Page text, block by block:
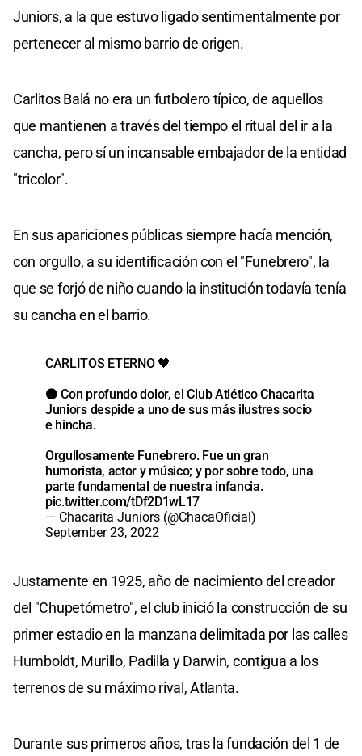
Juniors, a la que estuvo ligado sentimentalmente por
pertenecer al mismo barrio de origen.
Carlitos Balá no era un futbolero típico, de aquellos
que mantienen a través del tiempo el ritual del ir a la
cancha, pero sí un incansable embajador de la entidad
"tricolor".
En sus apariciones públicas siempre hacía mención,
con orgullo, a su identificación con el "Funebrero", la
que se forjó de niño cuando la institución todavía tenía
su cancha en el barrio.
CARLITOS ETERNO 🖤
⚫️ Con profundo dolor, el Club Atlético Chacarita
Juniors despide a uno de sus más ilustres socio
e hincha.
Orgullosamente Funebrero. Fue un gran
humorista, actor y músico; y por sobre todo, una
parte fundamental de nuestra infancia.
pic.twitter.com/tDf2D1wL17
— Chacarita Juniors (@ChacaOficial)
September 23, 2022
Justamente en 1925, año de nacimiento del creador
del "Chupetómetro", el club inició la construcción de su
primer estadio en la manzana delimitada por las calles
Humboldt, Murillo, Padilla y Darwin, contigua a los
terrenos de su máximo rival, Atlanta.
Durante sus primeros años, tras la fundación del 1 de